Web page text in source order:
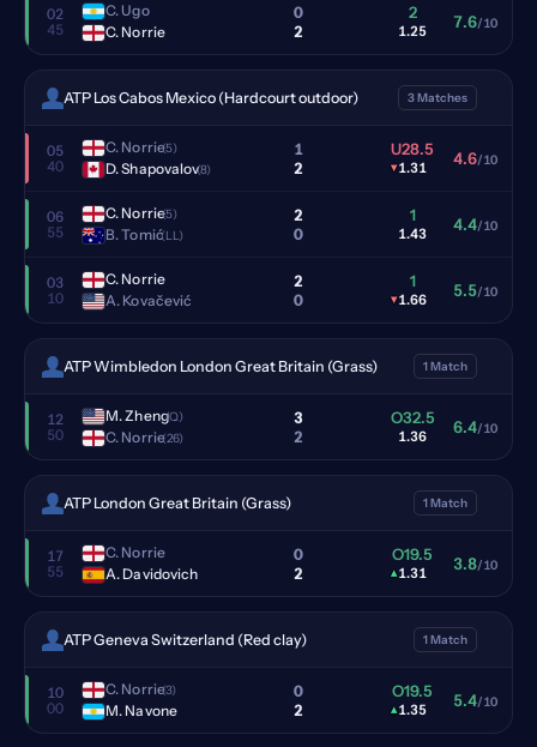
02
45
C. Ugo
C. Norrie
0
2
2
1.25 7.6/10
ATP Los Cabos Mexico (Hardcourt outdoor) 3 Matches
05
40
C. Norrie(5)
D. Shapovalov(8)
1
2
U28.5
▾1.31 4.6/10
06
55
C. Norrie(5)
B. Tomić(LL)
2
0
1
1.43 4.4/10
03
10
C. Norrie
A. Kovačević
2
0
1
▾1.66 5.5/10
ATP Wimbledon London Great Britain (Grass) 1 Match
12
50
M. Zheng(Q)
C. Norrie(26)
3
2
O32.5
1.36 6.4/10
ATP London Great Britain (Grass) 1 Match
17
55
C. Norrie
A. Davidovich
0
2
O19.5
▴1.31 3.8/10
ATP Geneva Switzerland (Red clay) 1 Match
10
00
C. Norrie(3)
M. Navone
0
2
O19.5
▴1.35 5.4/10